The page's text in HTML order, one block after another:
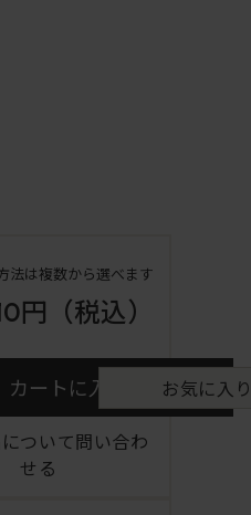
法は複数から選べます
円 （税込）
カートに入れる お気に入
ついて問い合わ
せる